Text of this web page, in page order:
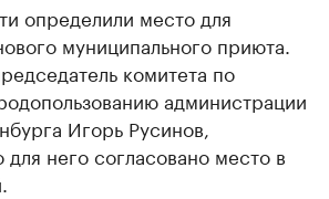
определили место для
муниципального приюта.
комитета по
администрации
Игорь Русинов,
для него согласовано место в